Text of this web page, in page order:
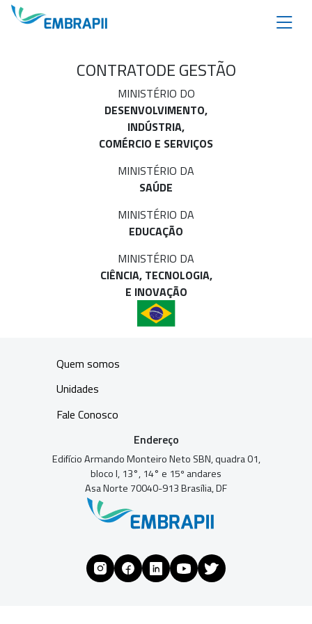
CONTRATODE GESTÃO
MINISTÉRIO DO
DESENVOLVIMENTO,
INDÚSTRIA,
COMÉRCIO E SERVIÇOS
MINISTÉRIO DA
SAÚDE
MINISTÉRIO DA
EDUCAÇÃO
MINISTÉRIO DA
CIÊNCIA, TECNOLOGIA,
E INOVAÇÃO
Quem somos
Unidades
Fale Conosco
Endereço
Edifício Armando Monteiro Neto SBN, quadra 01,
bloco I, 13°, 14° e 15º andares
Asa Norte 70040-913 Brasília, DF